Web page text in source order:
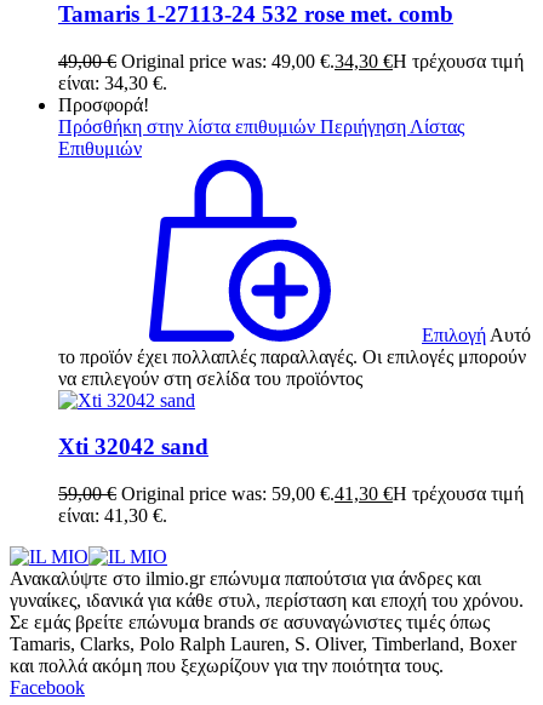
Tamaris 1-27113-24 532 rose met. comb
49,00€ Original price was: 49,00 €.34,30 €Η τρέχουσα τιμή
είναι: 34,30 €.
Προσφορά!
Πρόσθήκη στην λίστα επιθυμιών Περιήγηση Λίστας
Επιθυμιών
Επιλογή Αυτό
το προϊόν έχει πολλαπλές παραλλαγές. Οι επιλογές μπορούν
να επιλεγούν στη σελίδα του προϊόντος
Xti 32042 sand
59,00€ Original price was: 59,00 €.41,30 €Η τρέχουσα τιμή
είναι: 41,30 €.
Ανακαλύψτε στο ilmio.gr επώνυμα παπούτσια για άνδρες και
γυναίκες, ιδανικά για κάθε στυλ, περίσταση και εποχή του χρόνου.
Σε εμάς βρείτε επώνυμα brands σε ασυναγώνιστες τιμές όπως
Tamaris, Clarks, Polo Ralph Lauren, S. Oliver, Timberland, Boxer
και πολλά ακόμη που ξεχωρίζουν για την ποιότητα τους.
Facebook